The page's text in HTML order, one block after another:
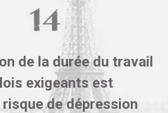
de la durée du travail
exigeants est
de dépression